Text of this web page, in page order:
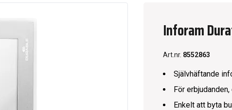
Inforam
Art.nr. 8552863
Självhäftande
För
Enkelt att byta